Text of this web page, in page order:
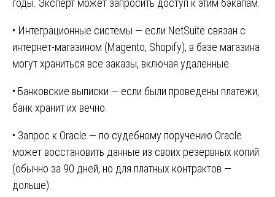
годы. Эксперт может запросить доступ к этим бэкапам.
• Интеграционные системы — если NetSuite связан с
интернет-магазином (Magento, Shopify), в базе магазина
могут храниться все заказы, включая удаленные.
• Банковские выписки — если были проведены платежи,
банк хранит их вечно.
• Запрос к Oracle — по судебному поручению Oracle
может восстановить данные из своих резервных копий
(обычно за 90 дней, но для платных контрактов —
дольше).